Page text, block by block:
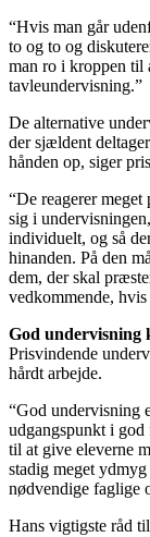
“Hvis man går
to og to og
man ro i kroppen til
tavleundervisning.”
De alternative
der sjældent
hånden op, siger
“De reagerer
sig i
individuelt, og så
hinanden. På den
dem, der skal
vedkommende,
God undervisning
Prisvindende
hårdt arbejde.
“God undervisning
udgangspunkt i
til at give eleverne
stadig meget
nødvendige faglige
Hans vigtigste råd